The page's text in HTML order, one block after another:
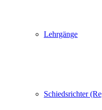
Lehrgänge
Schiedsrichter